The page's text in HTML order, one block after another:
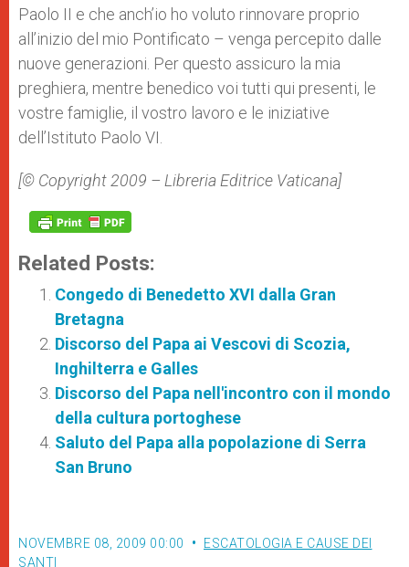
Paolo II e che anch’io ho voluto rinnovare proprio
all’inizio del mio Pontificato – venga percepito dalle
nuove generazioni. Per questo assicuro la mia
preghiera, mentre benedico voi tutti qui presenti, le
vostre famiglie, il vostro lavoro e le iniziative
dell’Istituto Paolo VI.
[© Copyright 2009 – Libreria Editrice Vaticana]
Related Posts:
Congedo di Benedetto XVI dalla Gran
Bretagna
Discorso del Papa ai Vescovi di Scozia,
Inghilterra e Galles
Discorso del Papa nell'incontro con il mondo
della cultura portoghese
Saluto del Papa alla popolazione di Serra
San Bruno
NOVEMBRE 08, 2009 00:00
ESCATOLOGIA E CAUSE DEI
SANTI